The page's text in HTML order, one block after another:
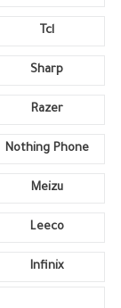
Tcl
Sharp
Razer
Nothing Phone
Meizu
Leeco
Infinix